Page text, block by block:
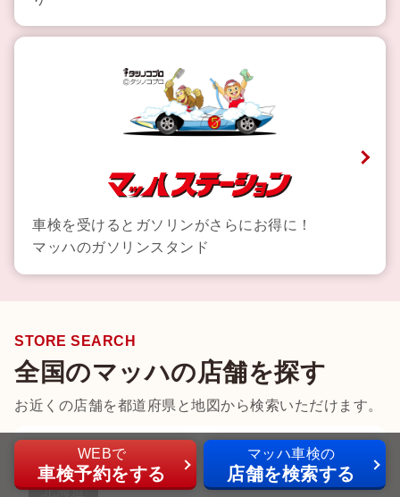
車検を受けるとガソリンがさらにお得に！
マッハのガソリンスタンド
STORE SEARCH
全国のマッハの店舗を探す
お近くの店舗を都道府県と地図から検索いただけます。
北海道
WEBで
車検予約をする
マッハ車検の
店舗を検索する